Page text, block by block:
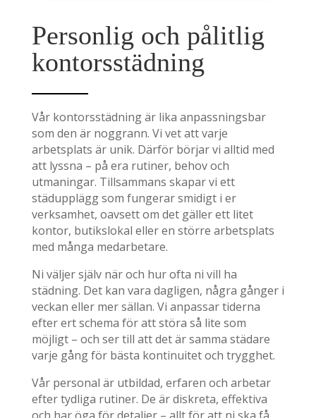
Personlig och pålitlig
kontorsstädning
Vår kontorsstädning är lika anpassningsbar
som den är noggrann. Vi vet att varje
arbetsplats är unik. Därför börjar vi alltid med
att lyssna – på era rutiner, behov och
utmaningar. Tillsammans skapar vi ett
städupplägg som fungerar smidigt i er
verksamhet, oavsett om det gäller ett litet
kontor, butikslokal eller en större arbetsplats
med många medarbetare.
Ni väljer själv när och hur ofta ni vill ha
städning. Det kan vara dagligen, några gånger i
veckan eller mer sällan. Vi anpassar tiderna
efter ert schema för att störa så lite som
möjligt – och ser till att det är samma städare
varje gång för bästa kontinuitet och trygghet.
Vår personal är utbildad, erfaren och arbetar
efter tydliga rutiner. De är diskreta, effektiva